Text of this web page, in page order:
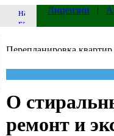
Лицензии |
О
ремонт и